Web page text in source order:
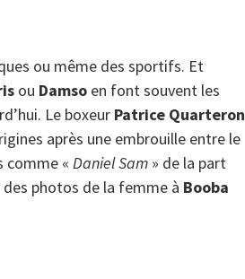
ou même des sportifs. Et
ou Damso en font souvent les
Le boxeur Patrice Quarteron
après une embrouille entre le
comme « Daniel Sam » de la part
photos de la femme à Booba